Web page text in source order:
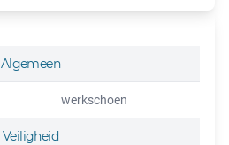
Algemeen
werkschoen
Veiligheid